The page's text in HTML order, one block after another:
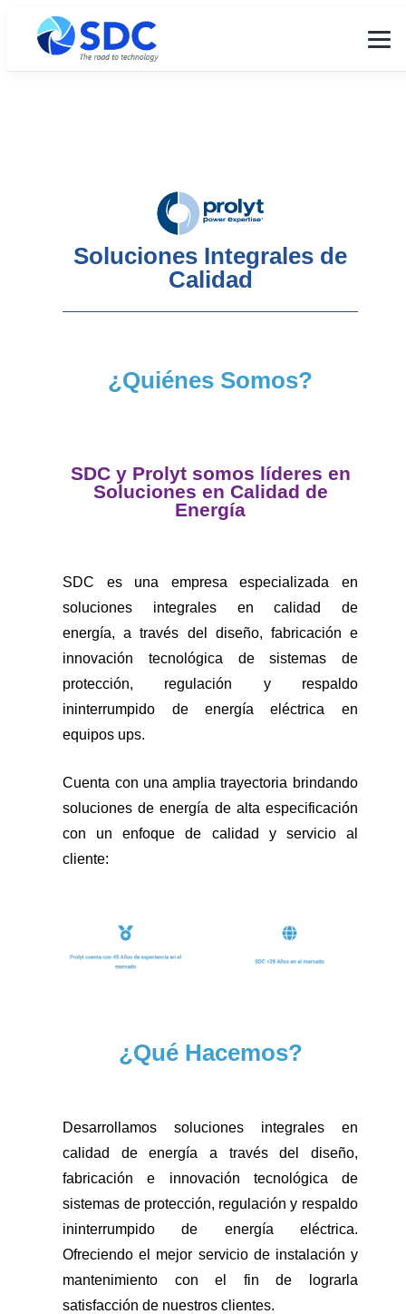
Soluciones Integrales de
Calidad
¿Quiénes Somos?
SDC y Prolyt somos líderes en
Soluciones en Calidad de
Energía
SDC es una empresa especializada en
soluciones integrales en calidad de
energía, a través del diseño, fabricación e
innovación tecnológica de sistemas de
protección, regulación y respaldo
ininterrumpido de energía eléctrica en
equipos ups.
Cuenta con una amplia trayectoria brindando
soluciones de energía de alta especificación
con un enfoque de calidad y servicio al
cliente:
¿Qué Hacemos?
Desarrollamos soluciones integrales en
calidad de energía a través del diseño,
fabricación e innovación tecnológica de
sistemas de protección, regulación y respaldo
ininterrumpido de energía eléctrica.
Ofreciendo el mejor servicio de instalación y
mantenimiento con el fin de lograrla
satisfacción de nuestros clientes.